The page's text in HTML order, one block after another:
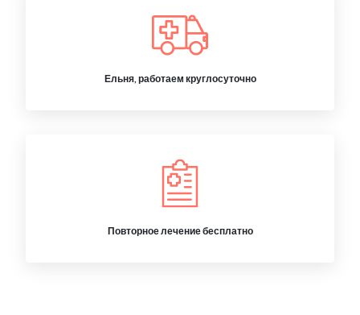
Ельня, работаем круглосуточно
Повторное лечение бесплатно